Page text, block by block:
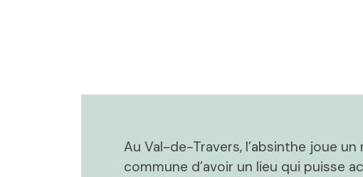
Au Val-de-Travers, l’absinthe joue
commune d’avoir un lieu qui puisse